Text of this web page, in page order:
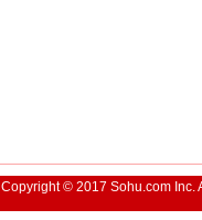
Copyright © 2017 Sohu.com Inc.